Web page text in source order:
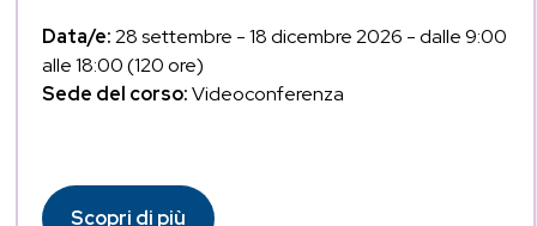
Data/e:28 settembre - 18 dicembre 2026 - dalle 9:00
alle 18:00 (120 ore)
Sede del corso:Videoconferenza
Scopri di più